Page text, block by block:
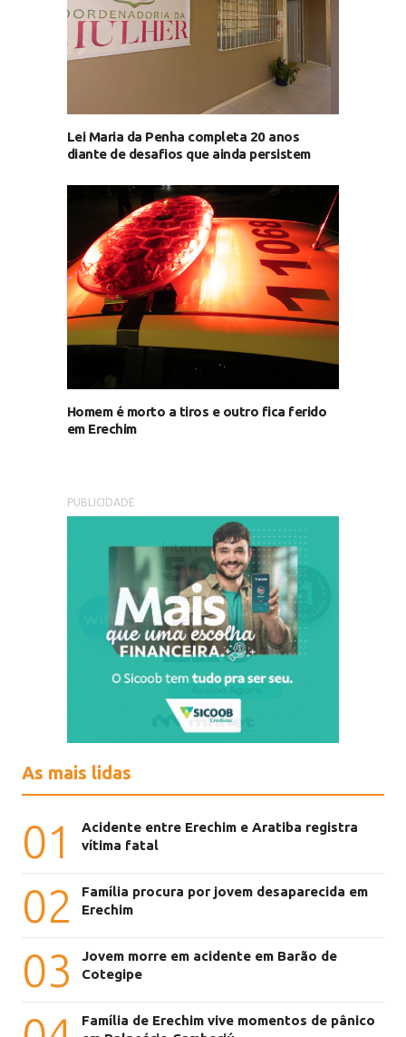
Lei Maria da Penha completa 20 anos
diante de desafios que ainda persistem
Homem é morto a tiros e outro fica ferido
em Erechim
PUBLICIDADE
As mais lidas
01
Acidente entre Erechim e Aratiba registra
vítima fatal
02
Família procura por jovem desaparecida em
Erechim
03
Jovem morre em acidente em Barão de
Cotegipe
Família de Erechim vive momentos de pânico